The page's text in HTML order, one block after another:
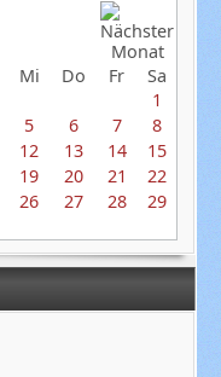
Mi Do Fr
Sa
1
5 6 7
8
12 13 14
15
19 20 21
22
26 27 28
29